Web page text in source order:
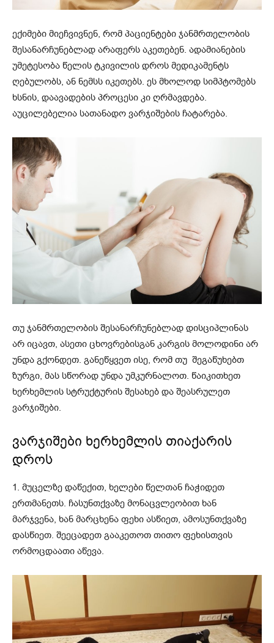
ექიმები მიეჩვივნენ, რომ პაციენტები ჯანმრთელობის
შესანარჩუნებლად არაფერს აკეთებენ. ადამიანების
უმეტესობა წელის ტკივილის დროს მედიკამენტს
ღებულობს, ან ნემსს იკეთებს. ეს მხოლოდ სიმპტომებს
ხსნის, დაავადების პროცესი კი ღრმავდება.
აუცილებელია სათანადო ვარჯიშების ჩატარება.
თუ ჯანმრთელობის შესანარჩუნებლად დისციპლინას
არ იცავთ, ასეთი ცხოვრებისგან კარგის მოლოდინი არ
უნდა გქონდეთ. განეწყვეთ ისე, რომ თუ შეგაწუხებთ
ზურგი, მას სწორად უნდა უმკურნალოთ. წაიკითხეთ
ხერხემლის სტრუქტურის შესახებ და შეასრულეთ
ვარჯიშები.
ვარჯიშები ხერხემლის თიაქარის
დროს
1. მუცელზე დაწექით, ხელები წელთან ჩაჭიდეთ
ერთმანეთს. ჩასუნთქვაზე მონაცვლეობით ხან
მარჯვენა, ხან მარცხენა ფეხი ასწიეთ, ამოსუნთქვაზე
დასწიეთ. შეეცადეთ გააკეთოთ თითო ფეხისთვის
ორმოცდაათი აწევა.